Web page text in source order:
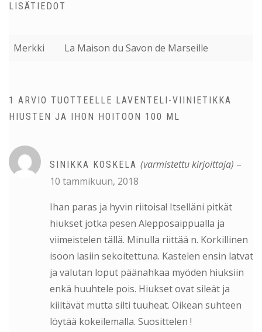
LISÄTIEDOT
Merkki La Maison du Savon de Marseille
1 ARVIO TUOTTEELLE LAVENTELI-VIINIETIKKA
HIUSTEN JA IHON HOITOON 100 ML
SINIKKA KOSKELA (varmistettu kirjoittaja) –
10 tammikuun, 2018
Ihan paras ja hyvin riitoisa! Itselläni pitkät
hiukset jotka pesen Alepposaippualla ja
viimeistelen tällä. Minulla riittää n. Korkillinen
isoon lasiin sekoitettuna. Kastelen ensin latvat
ja valutan loput päänahkaa myöden hiuksiin
enkä huuhtele pois. Hiukset ovat sileät ja
kiiltävät mutta silti tuuheat. Oikean suhteen
löytää kokeilemalla. Suosittelen !